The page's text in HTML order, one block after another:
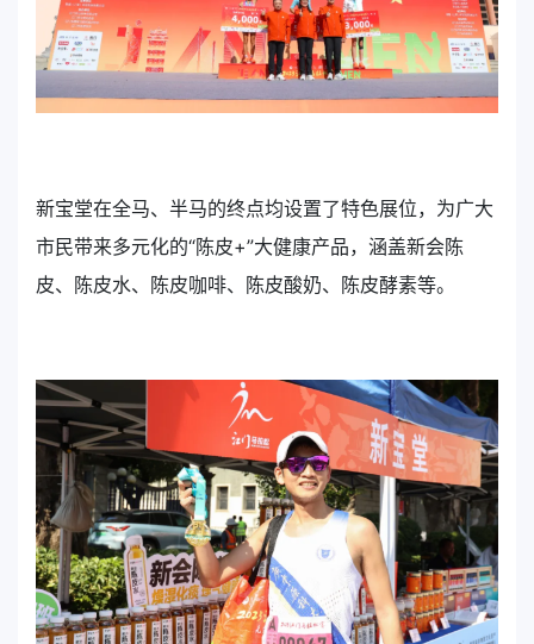
新宝堂在全马、半马的终点均设置了特色展位，为广大
市民带来多元化的“陈皮+”大健康产品，涵盖新会陈
皮、陈皮水、陈皮咖啡、陈皮酸奶、陈皮酵素等。